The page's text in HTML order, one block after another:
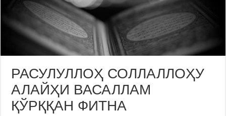
РАСУЛУЛЛОҲ СОЛЛАЛЛОҲУ
АЛАЙҲИ ВАСАЛЛАМ
ҚЎРҚҚАН ФИТНА